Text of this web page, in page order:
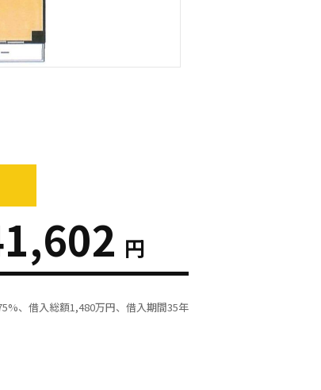
円
、借入総額1,480万円、借入期間35年